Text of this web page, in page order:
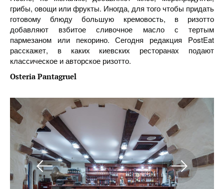
грибы, овощи или фрукты. Иногда, для того чтобы придать
готовому блюду большую кремовость, в ризотто
добавляют взбитое сливочное масло с тертым
пармезаном или пекорино. Сегодня редакция PostEat
расскажет, в каких киевских ресторанах подают
классическое и авторское ризотто.
Osteria Pantagruel